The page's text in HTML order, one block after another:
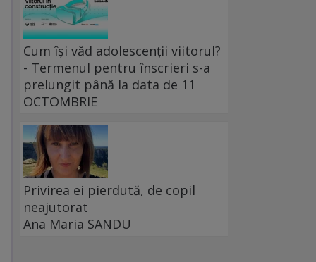
Cum își văd adolescenții viitorul?
- Termenul pentru înscrieri s-a
prelungit până la data de 11
OCTOMBRIE
Privirea ei pierdută, de copil
neajutorat
Ana Maria SANDU